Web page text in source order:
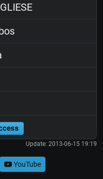
Update: 2013-06-15 19:19
YouTube